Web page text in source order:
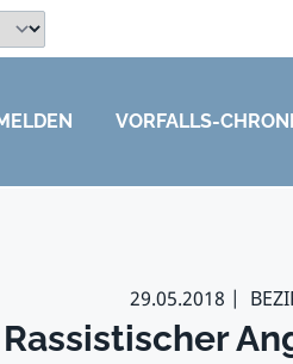
VORFALLS-
29.05.2018
Rassistischer